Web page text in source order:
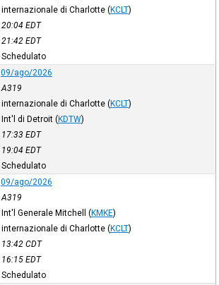
internazionale di Charlotte (KCLT)
20:04 EDT
21:42 EDT
Schedulato
09/ago/2026
A319
internazionale di Charlotte (KCLT)
Int'l di Detroit (KDTW)
17:33 EDT
19:04 EDT
Schedulato
09/ago/2026
A319
Int'l Generale Mitchell (KMKE)
internazionale di Charlotte (KCLT)
13:42 CDT
16:15 EDT
Schedulato